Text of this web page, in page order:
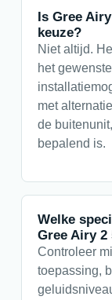
Is Gree
keuze?
Niet altijd.
het
met
de
bepalend is.
Welke
Gree Airy
Controleer
toepassing,